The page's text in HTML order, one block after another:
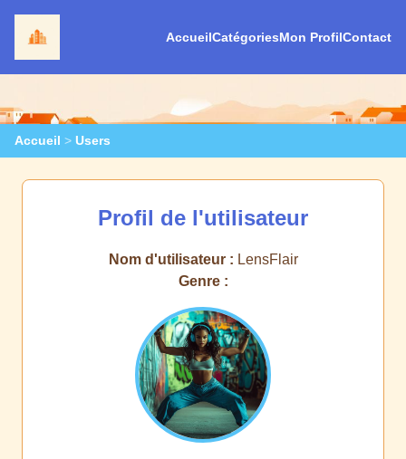
AccueilCatégoriesMon ProfilContact
Accueil > Users
Profil de l'utilisateur
Nom d'utilisateur : LensFlair
Genre :